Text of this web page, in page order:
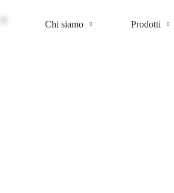
Chi siamo Prodotti